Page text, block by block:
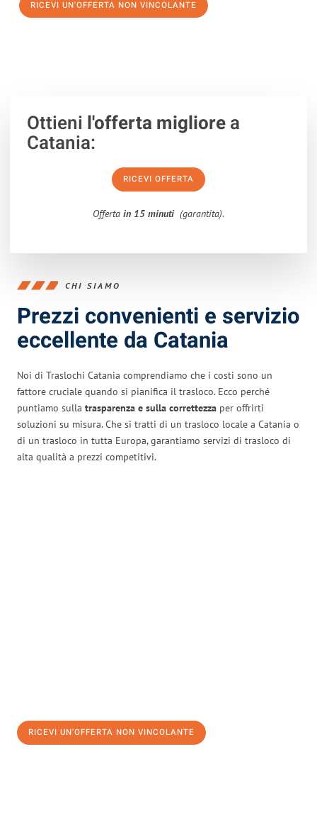
RICEVI UN'OFFERTA NON VINCOLANTE
Ottieni l'offerta migliorea
Catania:
RICEVI OFFERTA
Offerta in 15 minuti (garantita).
CHI SIAMO
Prezzi convenienti e servizio
eccellente da Catania
Noi di Traslochi Catania comprendiamo che i costi sono un
fattore cruciale quando si pianifica il trasloco. Ecco perché
puntiamo sulla trasparenza e sulla correttezza per offrirti
soluzioni su misura. Che si tratti di un trasloco locale a Catania o
di un trasloco in tutta Europa, garantiamo servizi di trasloco di
alta qualità a prezzi competitivi.
RICEVI UN'OFFERTA NON VINCOLANTE